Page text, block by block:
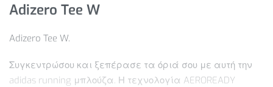
Adizero Tee W
Adizero Tee W.
Συγκεντρώσου και ξεπέρασε τα όριά σου με αυτή την
adidas running μπλούζα. Η τεχνολογία AEROREADY